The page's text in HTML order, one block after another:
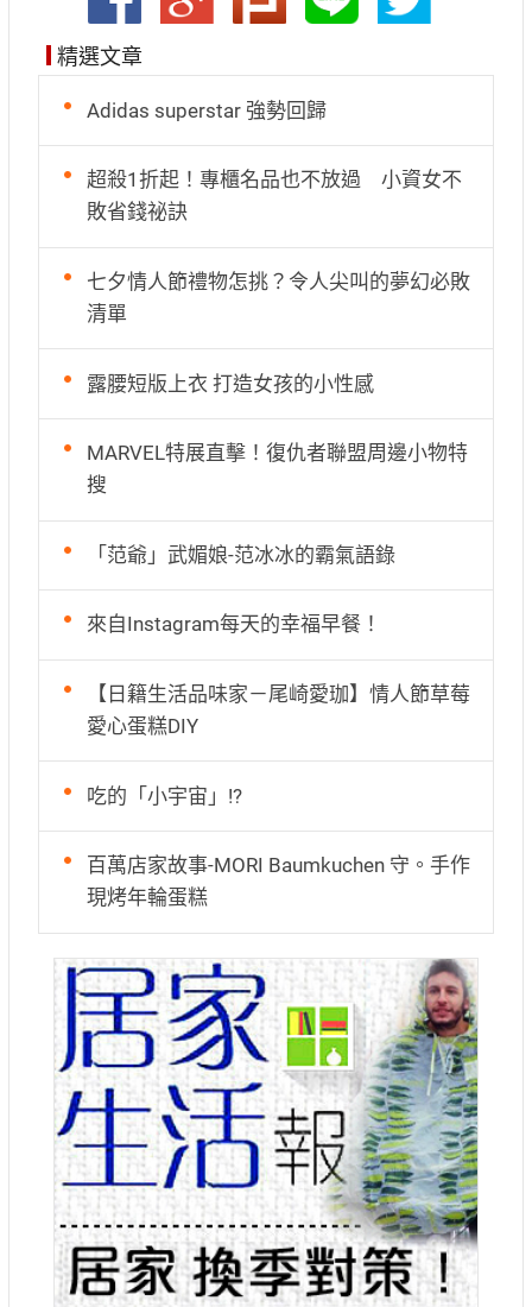
精選文章
Adidas superstar 強勢回歸
超殺1折起！專櫃名品也不放過 小資女不
敗省錢祕訣
七夕情人節禮物怎挑？令人尖叫的夢幻必敗
清單
露腰短版上衣 打造女孩的小性感
MARVEL特展直擊！復仇者聯盟周邊小物特
搜
「范爺」武媚娘-范冰冰的霸氣語錄
來自Instagram每天的幸福早餐！
【日籍生活品味家－尾崎愛珈】情人節草莓
愛心蛋糕DIY
吃的「小宇宙」!?
百萬店家故事-MORI Baumkuchen 守。手作
現烤年輪蛋糕